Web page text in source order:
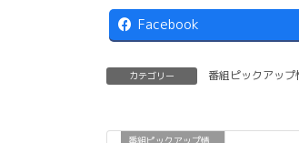
Facebook
カテゴリー 番組ピックアップ
番組ピックアップ情